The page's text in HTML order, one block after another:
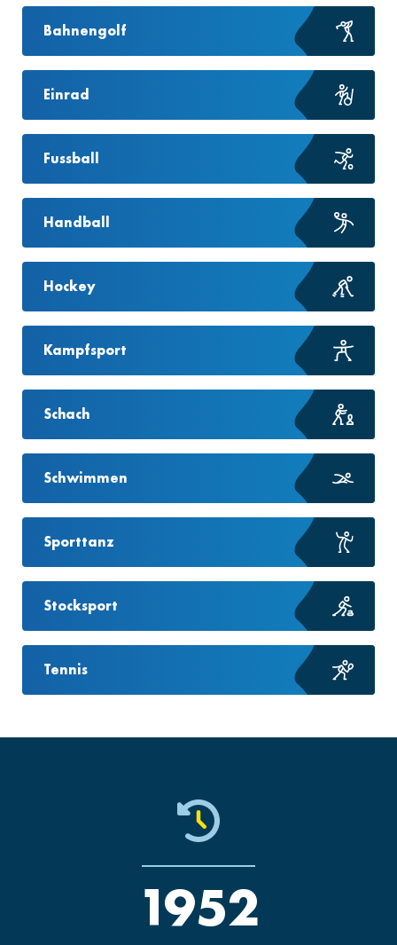
Bahnengolf
Einrad
Fussball
Handball
Hockey
Kampfsport
Schach
Schwimmen
Sporttanz
Stocksport
Tennis
1952